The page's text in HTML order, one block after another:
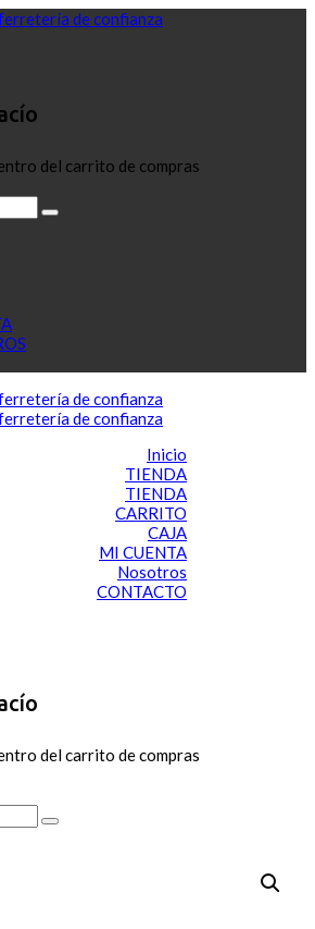
del carrito de compras
Inicio
TIENDA
TIENDA
CARRITO
CAJA
MI CUENTA
Nosotros
CONTACTO
del carrito de compras